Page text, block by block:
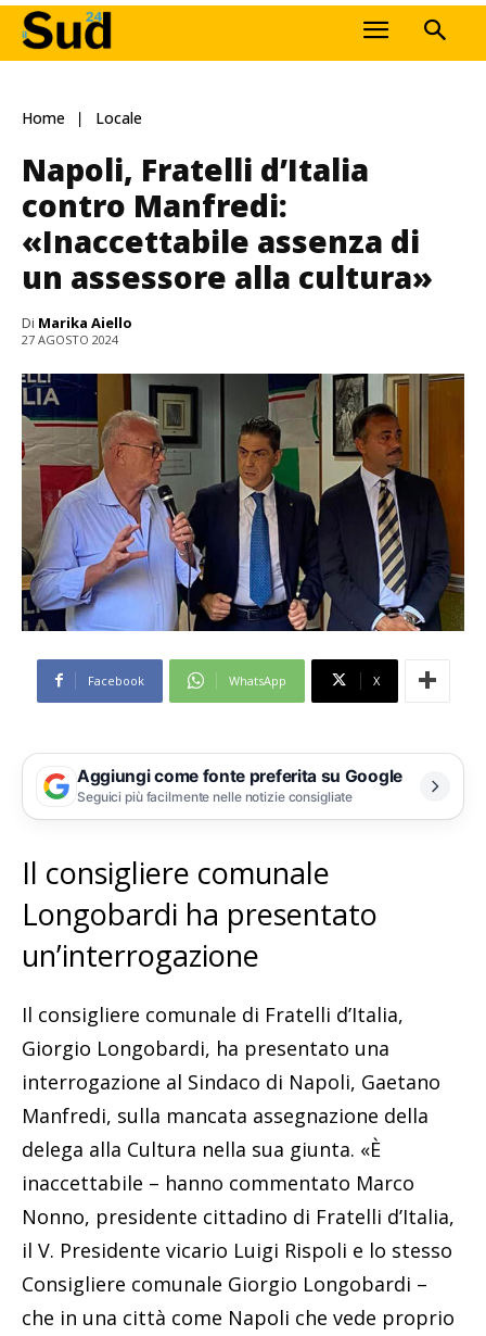
Home Locale
Napoli, Fratelli d’Italia
contro Manfredi:
«Inaccettabile assenza di
un assessore alla cultura»
Di Marika Aiello
27 AGOSTO 2024
Facebook WhatsApp X
Aggiungi come fonte preferita su Google
Seguici più facilmente nelle notizie consigliate
Il consigliere comunale
Longobardi ha presentato
un’interrogazione
Il consigliere comunale di Fratelli d’Italia,
Giorgio Longobardi, ha presentato una
interrogazione al Sindaco di Napoli, Gaetano
Manfredi, sulla mancata assegnazione della
delega alla Cultura nella sua giunta. «È
inaccettabile – hanno commentato Marco
Nonno, presidente cittadino di Fratelli d’Italia,
il V. Presidente vicario Luigi Rispoli e lo stesso
Consigliere comunale Giorgio Longobardi –
che in una città come Napoli che vede proprio